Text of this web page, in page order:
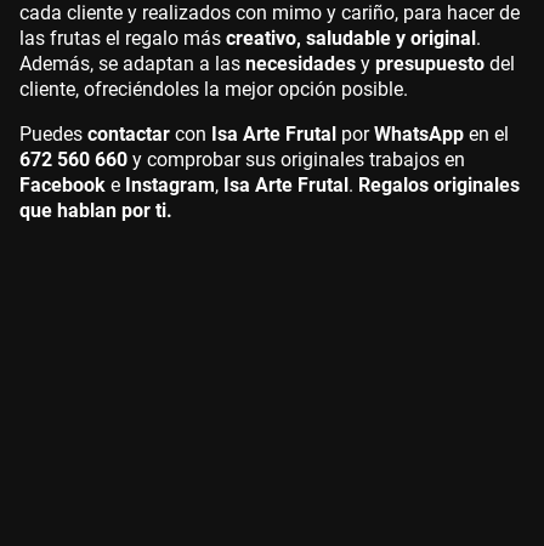
cada cliente y realizados con mimo y cariño, para hacer de
las frutas el regalo más creativo, saludable y original.
Además, se adaptan a las necesidades y presupuesto del
cliente, ofreciéndoles la mejor opción posible.
Puedes contactar con Isa Arte Frutal porWhatsApp en el
672 560 660 y comprobar sus originales trabajos en
Facebook e Instagram, Isa Arte Frutal. Regalos originales
que hablan por ti.